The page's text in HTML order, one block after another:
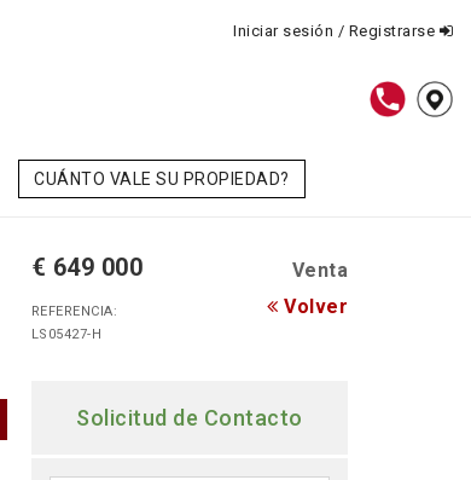
Iniciar sesión / Registrarse
CUÁNTO VALE SU PROPIEDAD?
€ 649 000 Venta
REFERENCIA:
LS05427-H
Volver
Solicitud de Contacto